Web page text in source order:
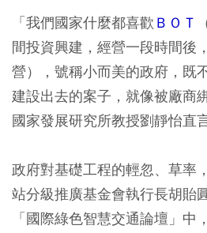
「我們國家什麼都喜歡 ＢＯＴ
間投資興建，經營一段時間後
營），號稱小而美的政府，既
建設出去的案子，就像被廠商
國家發展研究所教授劉靜怡直言
政府對基礎工程的輕忽、草率
站分級推廣基金會執行長胡貽
「國際綠色智慧交通論壇」中